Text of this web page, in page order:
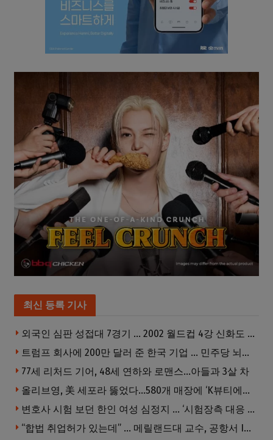
최신 등록 기사
외국인 심판 성접대 7경기 … 2002 월드컵 4강 신화도 흔들
트럼프 회사에 200만 달러 준 한국 기업 … 민주당 뇌물의혹 조사
77세 리처드 기어, 48세 연하와 로맨스…아들과 3살 차
올리브영, 美 세포라 뚫었다…580개 매장에 ‘K뷰티에딧’ 론칭
변호사 시험 보던 한인 여성 심정지 … ‘시험장측 대응 부적절’ 소송
“합법 취업허가 있는데” … 메릴랜드대 교수, 공항서 ICE에 체포, 구금 중